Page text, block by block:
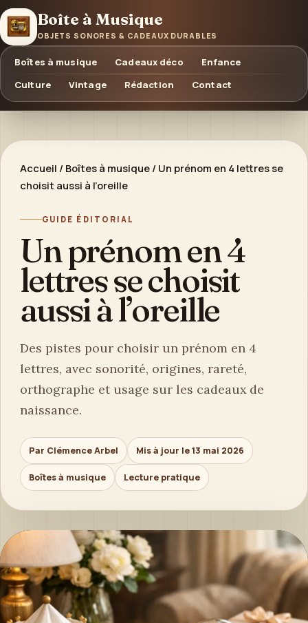
Boîte à Musique
OBJETS SONORES & CADEAUX DURABLES
Boîtes à musique Cadeaux déco
Enfance
Culture
Vintage Rédaction Contact
Accueil / Boîtes à musique / Un prénom en 4 lettres se
choisit aussi à l’oreille
GUIDE ÉDITORIAL
Un prénom en 4
lettres se choisit
aussi à l’oreille
Des pistes pour choisir un prénom en 4
lettres, avec sonorité, origines, rareté,
orthographe et usage sur les cadeaux de
naissance.
Par Clémence Arbel Mis à jour le 13 mai 2026
Boîtes à musique Lecture pratique